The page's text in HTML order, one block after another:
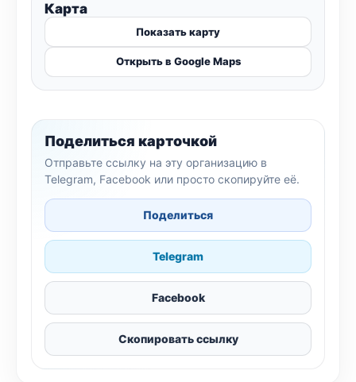
Карта
Показать карту
Открыть в Google Maps
Поделиться карточкой
Отправьте ссылку на эту организацию в
Telegram, Facebook или просто скопируйте её.
Поделиться
Telegram
Facebook
Скопировать ссылку